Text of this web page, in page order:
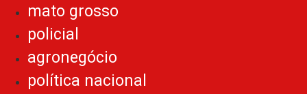
mato grosso
policial
agronegócio
política nacional